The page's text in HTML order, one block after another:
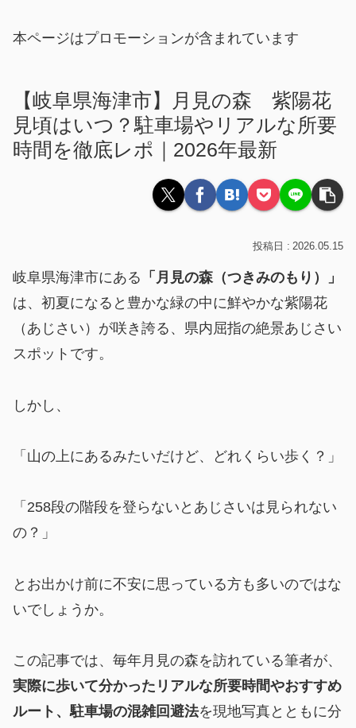
本ページはプロモーションが含まれています
【岐阜県海津市】月見の森 紫陽花
見頃はいつ？駐車場やリアルな所要
時間を徹底レポ｜2026年最新
2026.05.15
岐阜県海津市にある 「月見の森（つきみのもり）」
は、初夏になると豊かな緑の中に鮮やかな紫陽花
（あじさい）が咲き誇る、県内屈指の絶景あじさい
スポットです。
しかし、
「山の上にあるみたいだけど、どれくらい歩く？」
「258段の階段を登らないとあじさいは見られない
の？」
とお出かけ前に不安に思っている方も多いのではな
いでしょうか。
この記事では、毎年月見の森を訪れている筆者が、
実際に歩いて分かったリアルな所要時間やおすすめ
ルート、駐車場の混雑回避法を現地写真とともに分